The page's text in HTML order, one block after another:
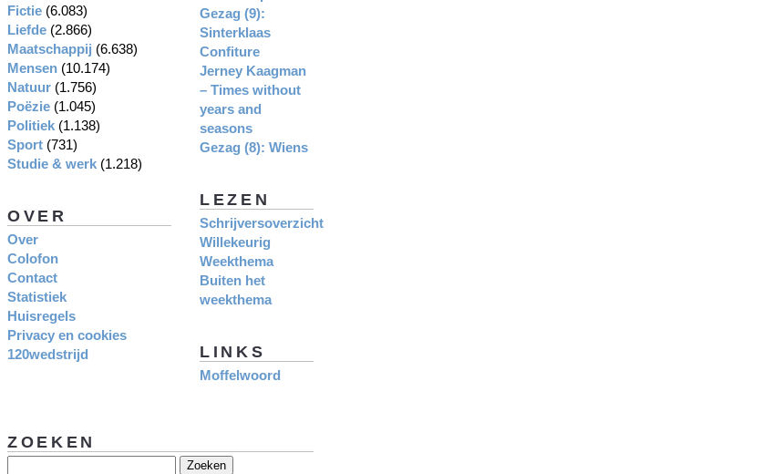
Gezag (9):
Sinterklaas
Confiture
Jerney Kaagman
– Times without
years and
seasons
Gezag (8): Wiens
LEZEN
Schrijversoverzicht
Willekeurig
Weekthema
Buiten het
weekthema
LINKS
Moffelwoord
Fictie (6.083)
Liefde (2.866)
Maatschappij (6.638)
Mensen (10.174)
Natuur (1.756)
Poëzie (1.045)
Politiek (1.138)
Sport (731)
Studie & werk (1.218)
OVER
Over
Colofon
Contact
Statistiek
Huisregels
Privacy en cookies
120wedstrijd
ZOEKEN